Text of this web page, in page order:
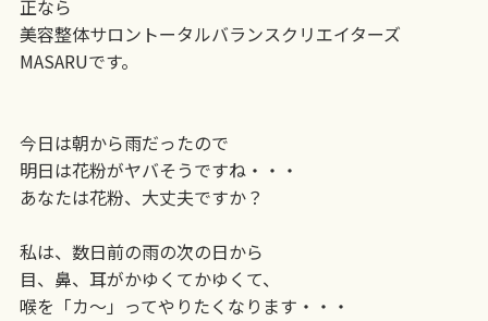
正なら
美容整体サロントータルバランスクリエイターズ
MASARUです。
今日は朝から雨だったので
明日は花粉がヤバそうですね・・・
あなたは花粉、大丈夫ですか？
私は、数日前の雨の次の日から
目、鼻、耳がかゆくてかゆくて、
喉を「カ〜」ってやりたくなります・・・